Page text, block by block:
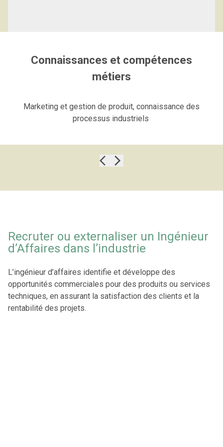
Connaissances et compétences
métiers
Marketing et gestion de produit, connaissance des
processus industriels
Recruter ou externaliser un Ingénieur
d’Affaires dans l’industrie
L’ingénieur d’affaires identifie et développe des
opportunités commerciales pour des produits ou services
techniques, en assurant la satisfaction des clients et la
rentabilité des projets.